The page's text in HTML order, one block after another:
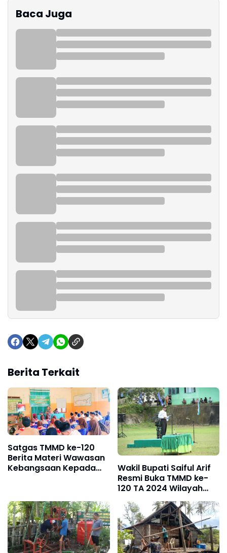
Baca Juga
Berita Terkait
Satgas TMMD ke-120
Berita Materi Wawasan
Kebangsaan Kepada
Wakil Bupati Saiful Arif
Resmi Buka TMMD ke-
120 TA 2024 Wilayah
Kodim 1415 Selayar